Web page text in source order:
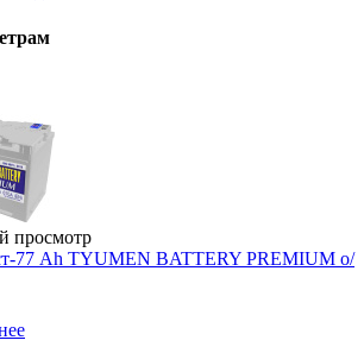
просмотр
77 Ah TYUMEN BATTERY PREMIUM о/